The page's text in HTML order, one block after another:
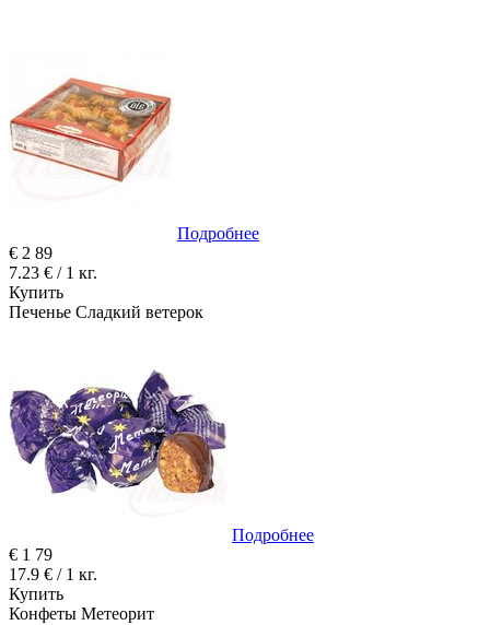
Подробнее
€ 2 89
7.23 € / 1 кг.
Купить
Печенье Сладкий ветерок
Подробнее
€ 1 79
17.9 € / 1 кг.
Купить
Конфеты Метеорит